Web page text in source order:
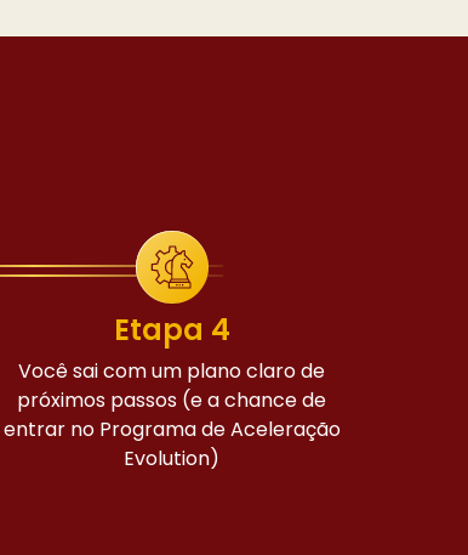
Etapa 4
Você sai com um plano claro de
próximos passos (e a chance de
entrar no Programa de Aceleração
Evolution)